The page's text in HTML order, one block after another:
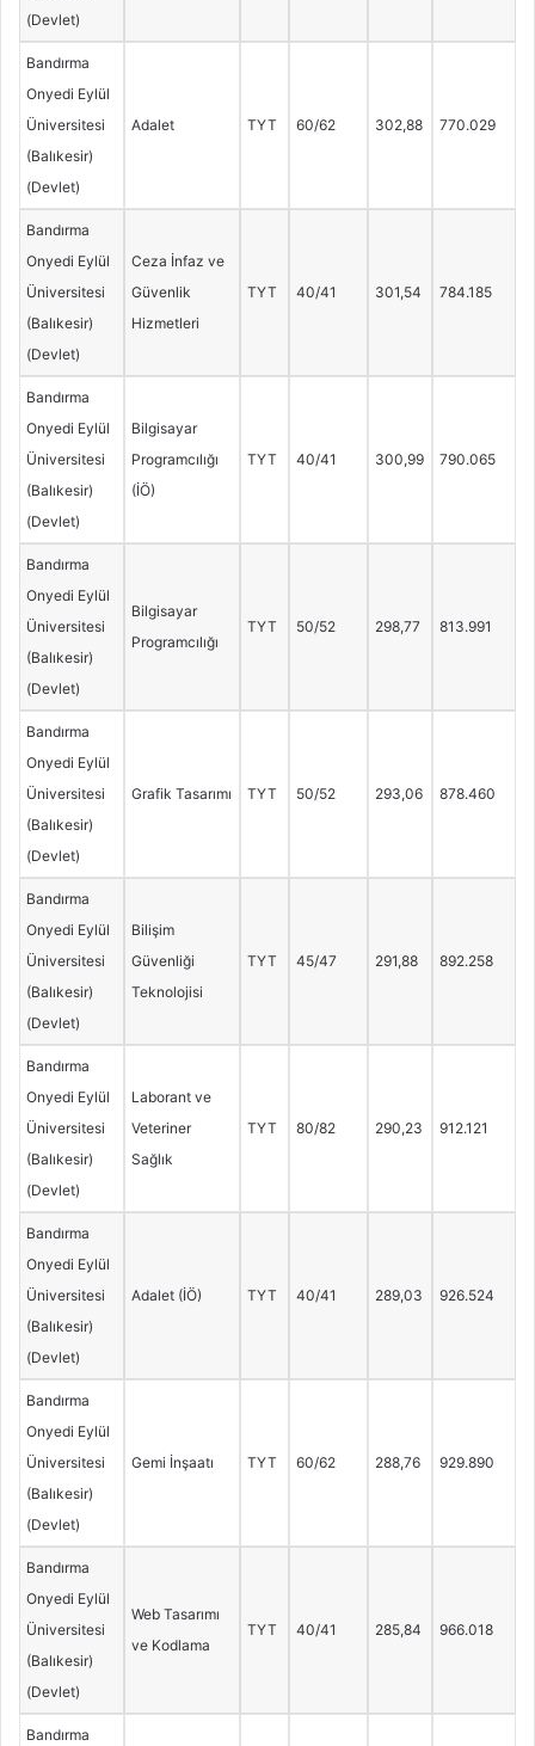
(Devlet)
Bandırma
Onyedi Eylül
Üniversitesi
(Balıkesir)
(Devlet)
Adalet TYT 60/62 302,88 770.029
Bandırma
Onyedi Eylül
Üniversitesi
(Balıkesir)
(Devlet)
Ceza İnfaz ve
Güvenlik
Hizmetleri
TYT 40/41 301,54 784.185
Bandırma
Onyedi Eylül
Üniversitesi
(Balıkesir)
(Devlet)
Bilgisayar
Programcılığı
(İÖ)
TYT 40/41 300,99 790.065
Bandırma
Onyedi Eylül
Üniversitesi
(Balıkesir)
(Devlet)
Bilgisayar
Programcılığı
TYT 50/52 298,77 813.991
Bandırma
Onyedi Eylül
Üniversitesi
(Balıkesir)
(Devlet)
Grafik Tasarımı TYT 50/52 293,06 878.460
Bandırma
Onyedi Eylül
Üniversitesi
(Balıkesir)
(Devlet)
Bilişim
Güvenliği
Teknolojisi
TYT 45/47 291,88 892.258
Bandırma
Onyedi Eylül
Üniversitesi
(Balıkesir)
(Devlet)
Laborant ve
Veteriner
Sağlık
TYT 80/82 290,23 912.121
Bandırma
Onyedi Eylül
Üniversitesi
(Balıkesir)
(Devlet)
Adalet (İÖ) TYT 40/41 289,03 926.524
Bandırma
Onyedi Eylül
Üniversitesi
(Balıkesir)
(Devlet)
Gemi İnşaatı TYT 60/62 288,76 929.890
Bandırma
Onyedi Eylül
Üniversitesi
(Balıkesir)
(Devlet)
Web Tasarımı
ve Kodlama
TYT 40/41 285,84 966.018
Bandırma